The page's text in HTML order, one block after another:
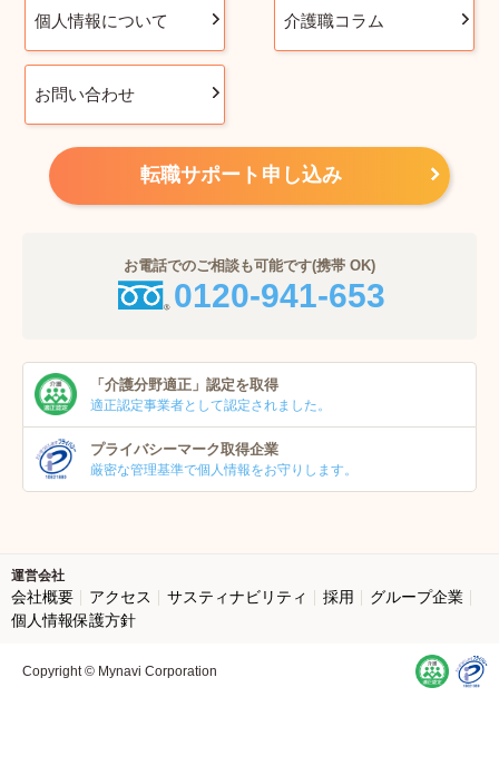
個人情報について 介護職コラム
お問い合わせ
転職サポート申し込み
お電話でのご相談も可能です(携帯 OK)
0120-941-653
「介護分野適正」 認定を取得
適正認定事業者として認定されました。
プライバシーマーク取得企業
厳密な管理基準で個人情報をお守りします。
運営会社
会社概要 アクセス サスティナビリティ 採用
グループ企業
個人情報保護方針
Copyright © Mynavi Corporation